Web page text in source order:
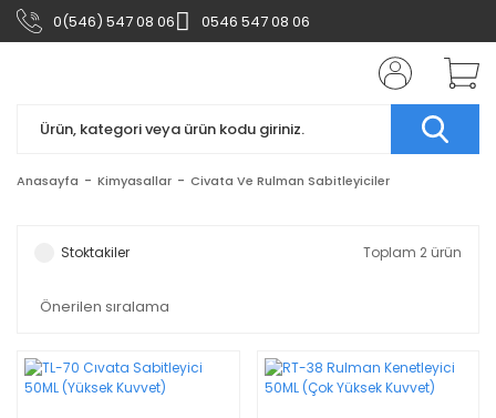
0(546) 547 08 06 0546 547 08 06
Anasayfa Kimyasallar Civata Ve Rulman Sabitleyiciler
Stoktakiler Toplam 2 ürün